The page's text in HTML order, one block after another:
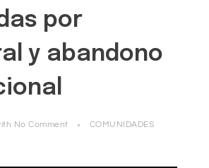
por
y abandono
No Comment COMUNIDADES